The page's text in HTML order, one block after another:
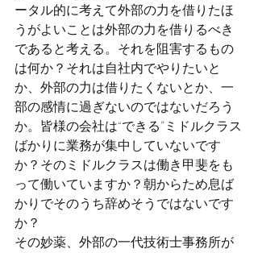
ータル的に考えて外部の力を借りたほ
うがよいことは外部の力を借りるべき
であると考える。それを阻害するもの
は何か？それは自社内でやりたいと
か、外部の力は借りたくないとか、一
部の感情に過ぎないのではないだろう
か。皆様の会社は“できる”ミドルクラス
ばかりに業務が集中していないです
か？そのミドルクラスは働き甲斐をも
って働いていますか？朝からため息ば
かりでそのうち辞めそうではないです
か？
その妙薬、外部の一代技術士事務所が